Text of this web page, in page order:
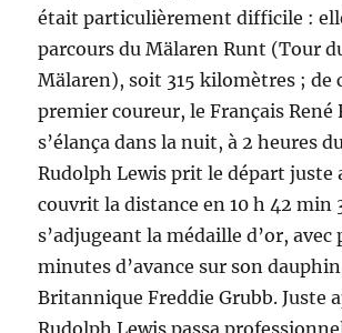
était particulièrement difficile :
parcours du Mälaren Runt (Tour
Mälaren), soit 315 kilomètres ; de
premier coureur, le Français René
s’élança dans la nuit, à 2 heures
Rudolph Lewis prit le départ juste
couvrit la distance en 10 h 42 min
s’adjugeant la médaille d’or, avec
minutes d’avance sur son
Britannique Freddie Grubb. Juste